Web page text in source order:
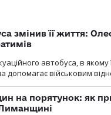
змінив її життя:
автобуса, в
допомагає військовим
на порятунок: як